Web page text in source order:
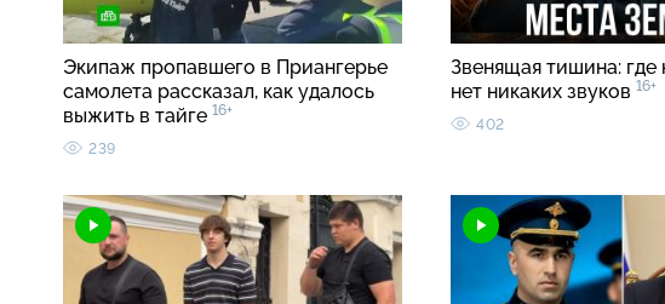
Экипаж пропавшего в Приангерье
самолета рассказал, как удалось
выжить в тайге 16+
239
Звенящая тишина: где
нет никаких звуков 16+
402